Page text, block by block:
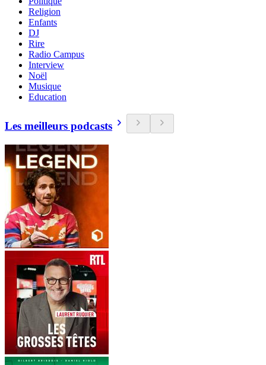
Religion
Enfants
DJ
Rire
Radio Campus
Interview
Noël
Musique
Education
Les meilleurs podcasts